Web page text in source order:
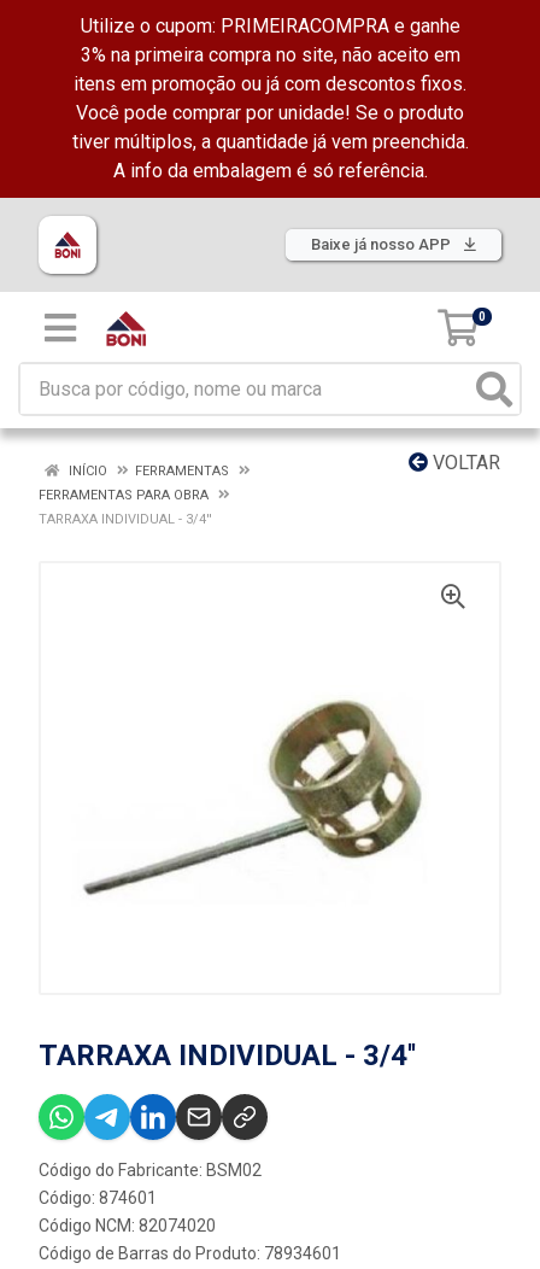
Utilize o cupom: PRIMEIRACOMPRA e ganhe
3% na primeira compra no site, não aceito em
itens em promoção ou já com descontos fixos.
Você pode comprar por unidade! Se o produto
tiver múltiplos, a quantidade já vem preenchida.
A info da embalagem é só referência.
Baixe já nosso APP
0
VOLTAR
INÍCIO
FERRAMENTAS
FERRAMENTAS PARA OBRA
TARRAXA INDIVIDUAL - 3/4''
TARRAXA INDIVIDUAL - 3/4''
Código do Fabricante: BSM02
Código: 874601
Código NCM: 82074020
Código de Barras do Produto: 78934601